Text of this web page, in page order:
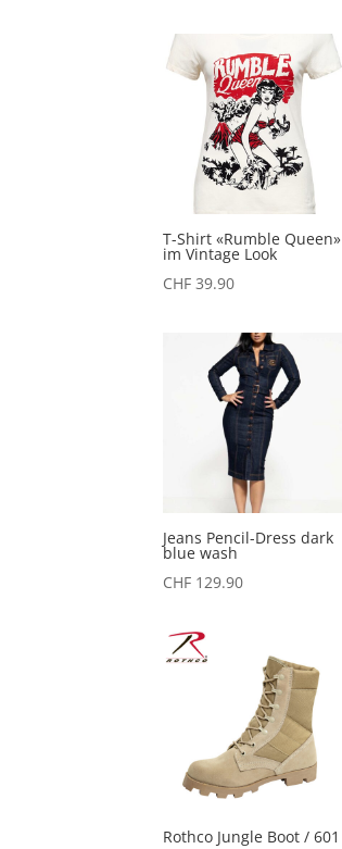
T-Shirt «Rumble Queen»
im Vintage Look
CHF 39.90
Jeans Pencil-Dress dark
blue wash
CHF 129.90
Rothco Jungle Boot / 601